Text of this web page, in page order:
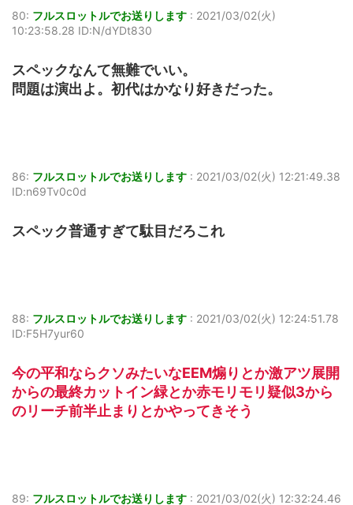
80: フルスロットルでお送りします : 2021/03/02(火)
10:23:58.28 ID:N/dYDt830
スペックなんて無難でいい。
問題は演出よ。初代はかなり好きだった。
86: フルスロットルでお送りします : 2021/03/02(火) 12:21:49.38
ID:n69Tv0c0d
スペック普通すぎて駄目だろこれ
88: フルスロットルでお送りします : 2021/03/02(火) 12:24:51.78
ID:F5H7yur60
今の平和ならクソみたいなEEM煽りとか激アツ展開
からの最終カットイン緑とか赤モリモリ疑似3から
のリーチ前半止まりとかやってきそう
89: フルスロットルでお送りします : 2021/03/02(火) 12:32:24.46